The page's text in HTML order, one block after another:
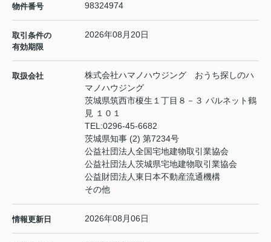
物件番号 98324974
取引条件の
有効期限
2026年08月20日
取扱会社
株式会社ハマノハウジング おうち探しのハ
マノハウジング
茨城県筑西市榎生１丁目８－３ パルネット鶴
見 １０１
TEL:0296-45-6682
茨城県知事 (2) 第7234号
公益社団法人全国宅地建物取引業協会
公益社団法人茨城県宅地建物取引業協会
公益財団法人東日本不動産流通機構
その他
情報更新日 2026年08月06日